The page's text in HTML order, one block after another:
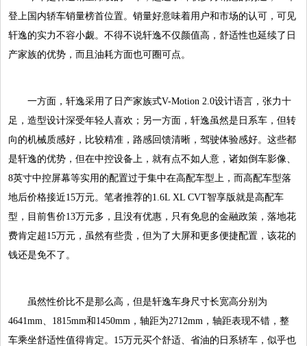
登上国内轿车销量榜首位置。销量好意味着用户和市场的认可，可见
轩逸的实力不容小觑。不得不说轩逸不仅颜值高，舒适性也延续了日
产家族的优势，而且油耗方面也可圈可点。
一方面，轩逸采用了日产家族式V-Motion 2.0设计语言，张力十
足，造型设计深受年轻人喜欢；另一方面，轩逸虽然是日系车，但转
向的机械质感好，比较精准，路感回馈清晰，驾驶体验感好。这些都
是轩逸的优势，但在中控设备上，就有点不如人意，诸如倒车影像、
8英寸中控屏幕等实用的配置过于集中在高配车型上，而高配车型落
地后价格接近15万元。笔者推荐的1.6L XL CVT智享版就是高配车
型，目前售价13万元多，且没有优惠，只有免息的金融政策，落地花
费肯定超15万元，虽然有些贵，但为了大屏和更多便捷配置，该花的
钱还是免不了。
虽然性价比不是那么高，但是轩逸车身尺寸长宽高分别为
4641mm、1815mm和1450mm，轴距为2712mm，轴距表现不错，整
车乘坐舒适性值得肯定。15万元买个舒适、省油的日系轿车，似乎也